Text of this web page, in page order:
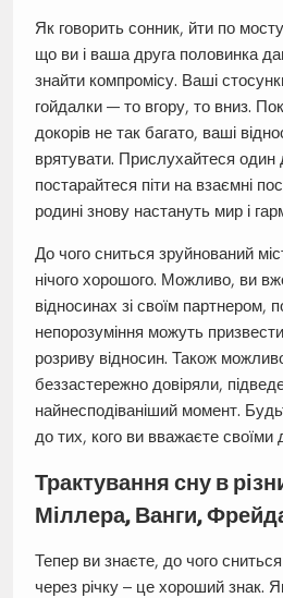
Як говорить сонник, йти по
що ви і ваша друга половинка
знайти компромісу. Ваші
гойдалки — то вгору, то вниз.
докорів не так багато, ваші
врятувати. Прислухайтеся один
постарайтеся піти на взаємні
родині знову настануть мир і
До чого сниться зруйнований
нічого хорошого. Можливо, ви
відносинах зі своїм партнером,
непорозуміння можуть
розриву відносин. Також
беззастережно довіряли,
найнесподіваніший момент.
до тих, кого ви вважаєте своїми
Трактування сну в
Міллера, Ванги,
Тепер ви знаєте, до чого
через річку – це хороший знак.